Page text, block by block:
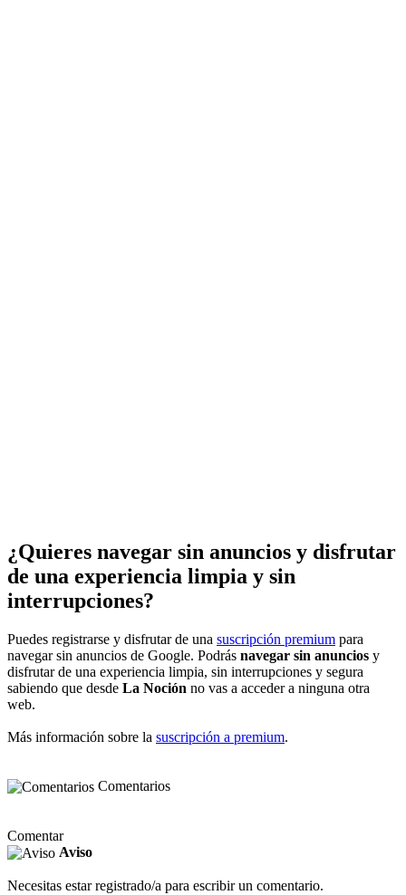
¿Quieres navegar sin anuncios y disfrutar
de una experiencia limpia y sin
interrupciones?
Puedes registrarse y disfrutar de una suscripción premium para
navegar sin anuncios de Google. Podrás navegar sin anuncios y
disfrutar de una experiencia limpia, sin interrupciones y segura
sabiendo que desde La Noción no vas a acceder a ninguna otra
web.
Más información sobre la suscripción a premium.
Comentarios
Comentar
Aviso
Necesitas estar registrado/a para escribir un comentario.